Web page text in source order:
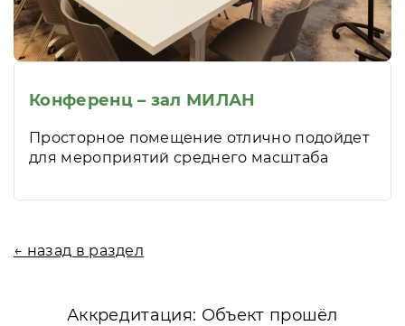
Конференц – зал МИЛАН
Просторное помещение отлично подойдет
для мероприятий среднего масштаба
← назад в раздел
Аккредитация: Объект прошёл